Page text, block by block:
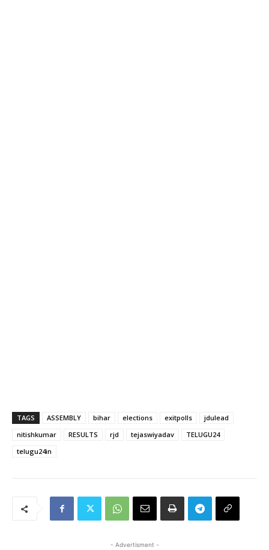
TAGS ASSEMBLY bihar elections exitpolls
jdulead
nitishkumar
RESULTS rjd tejaswiyadav
TELUGU24
telugu24in
- Advertisment -